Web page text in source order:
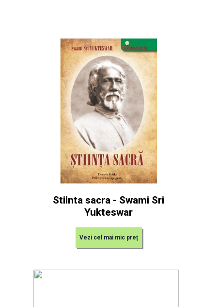
Stiinta sacra - Swami Sri
Yukteswar
Vezi cel mai mic preț